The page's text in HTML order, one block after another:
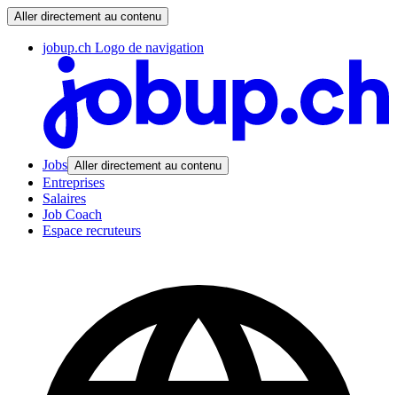
Aller directement au contenu
jobup.ch Logo de navigation
Jobs Aller directement au contenu
Entreprises
Salaires
Job Coach
Espace recruteurs